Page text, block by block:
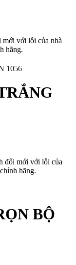
mới với lỗi của nhà
hãng.
đổi mới với lỗi của
hãng.
BỘ